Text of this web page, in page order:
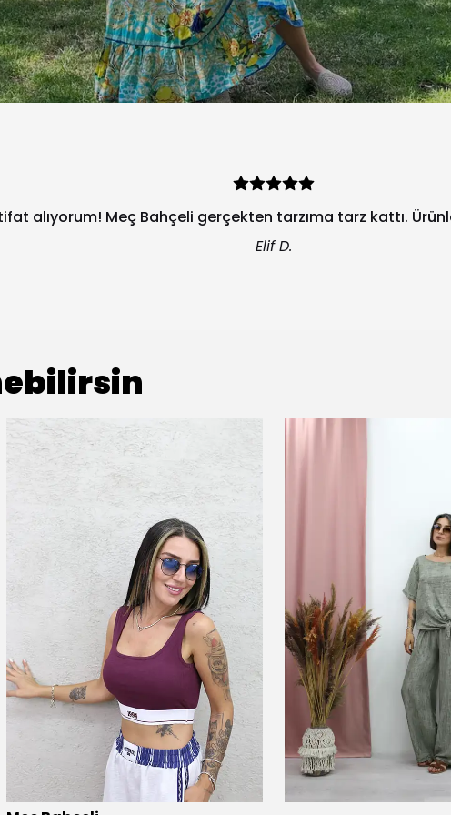
alıyorum! Meç Bahçeli gerçekten tarzıma tarz kattı.
Elif D.